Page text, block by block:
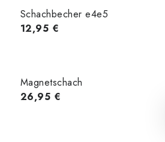
Schachbecher e4e5
12,95 €
Magnetschach
26,95 €